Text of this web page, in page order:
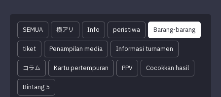
SEMUA 横アリ Info peristiwa Barang-barang
tiket Penampilan media Informasi turnamen
コラム Kartu pertempuran PPV Cocokkan hasil
Bintang 5